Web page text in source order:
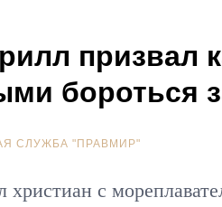
призвал
бороться
СЛУЖБА "ПРАВМИР"
христиан с